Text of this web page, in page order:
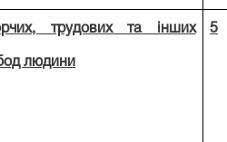
трудових та інших
людини
5